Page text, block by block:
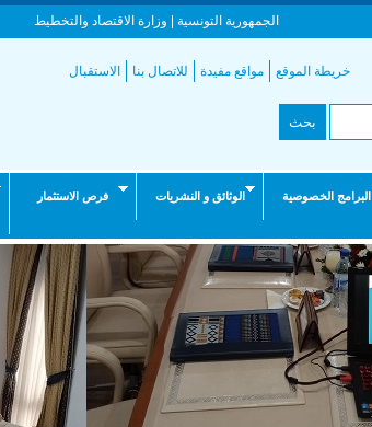
الجمهورية التونسية | وزارة الاقتصاد والتخطيط
خريطة الموقع مواقع مفيدة للاتصال بنا الاستقبال
فرص الاستثمار الوثائق و النشريات البرامج الخصوصية